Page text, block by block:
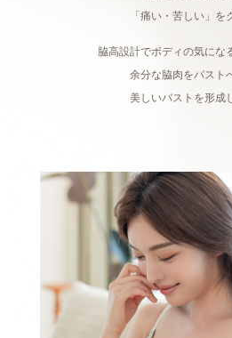
「痛い・苦しい」を
脇高設計でボディの気にな
余分な脇肉をバスト
美しいバストを形成